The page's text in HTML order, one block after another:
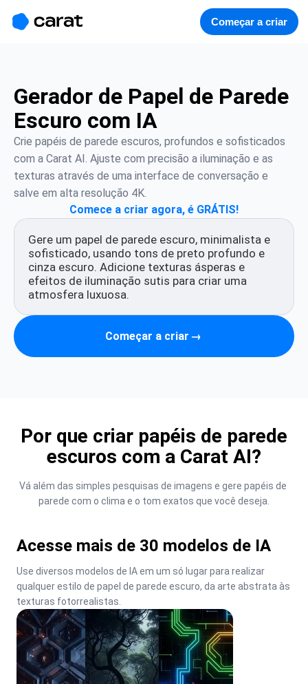
Começar a criar
Gerador de Papel de Parede
Escuro com IA
Crie papéis de parede escuros, profundos e sofisticados
com a Carat AI. Ajuste com precisão a iluminação e as
texturas através de uma interface de conversação e
salve em alta resolução 4K.
Comece a criar agora, é GRÁTIS!
Começar a criar →
Por que criar papéis de parede
escuros com a Carat AI?
Vá além das simples pesquisas de imagens e gere papéis de
parede com o clima e o tom exatos que você deseja.
Acesse mais de 30 modelos de IA
Use diversos modelos de IA em um só lugar para realizar
qualquer estilo de papel de parede escuro, da arte abstrata às
texturas fotorrealistas.